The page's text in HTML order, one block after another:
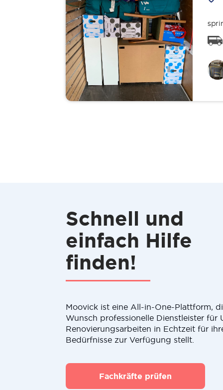
Schnell und
einfach Hilfe
finden!
Moovick ist eine All-in-One-Plattform,
Wunsch professionelle Dienstleister für
Renovierungsarbeiten in Echtzeit für
Bedürfnisse zur Verfügung stellt.
Fachkräfte prüfen